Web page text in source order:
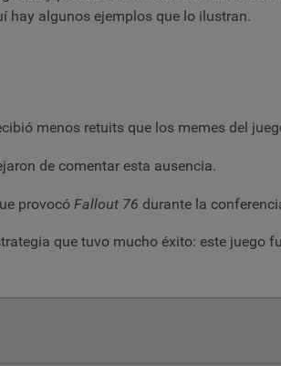
hay algunos ejemplos que lo ilustran.
menos retuits que los memes del
de comentar esta ausencia.
provocó Fallout 76 durante la
que tuvo mucho éxito: este juego